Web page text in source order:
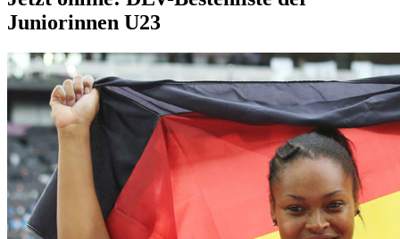
Juniorinnen U23